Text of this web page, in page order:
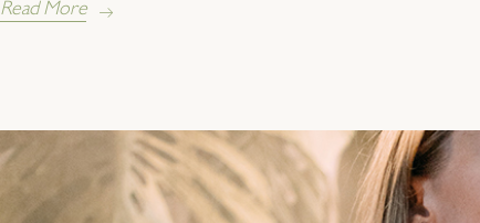
Read More